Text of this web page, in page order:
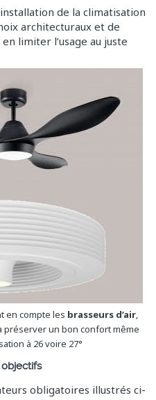
de la climatisation
architecturaux et de
limiter l’usage au juste
en compte les brasseurs d’air,
un bon confort même
à 26 voire 27°
objectifs
obligatoires illustrés ci-